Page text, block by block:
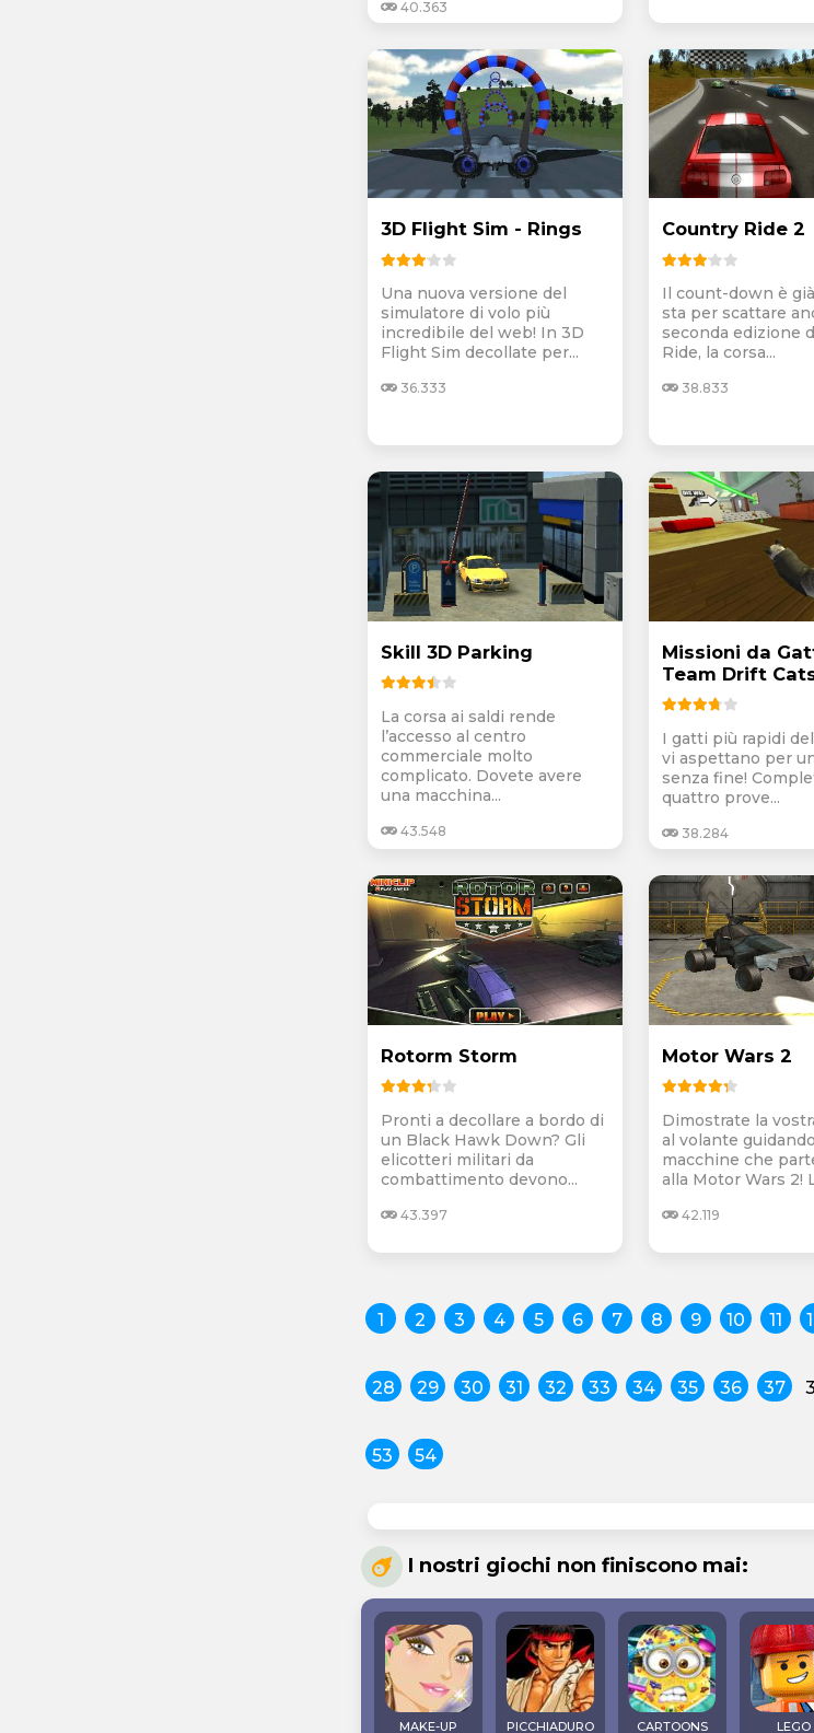
40.363
3D Flight Sim - Rings
Una nuova versione del
simulatore di volo più
incredibile del web! In 3D
Flight Sim decollate per...
36.333
Country Ride 2
Il count-down è
sta per scattare
seconda edizione
Ride, la corsa...
38.833
Skill 3D Parking
La corsa ai saldi rende
l’accesso al centro
commerciale molto
complicato. Dovete avere
una macchina...
43.548
Missioni da
Team Drift
I gatti più rapidi
vi aspettano per
senza fine!
quattro prove...
38.284
Rotorm Storm
Pronti a decollare a bordo di
un Black Hawk Down? Gli
elicotteri militari da
combattimento devono...
43.397
Motor Wars 2
Dimostrate la
al volante
macchine che
alla Motor Wars 2!
42.119
1 2 3 4 5 6 7 8 9 10 11
28 29 30 31 32 33 34 35 36 37
53 54
I nostri giochi non finiscono mai:
MAKE-UP PICCHIADURO CARTOONS LEGO